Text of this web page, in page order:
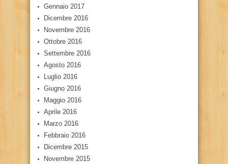
Gennaio 2017
Dicembre 2016
Novembre 2016
Ottobre 2016
Settembre 2016
Agosto 2016
Luglio 2016
Giugno 2016
Maggio 2016
Aprile 2016
Marzo 2016
Febbraio 2016
Dicembre 2015
Novembre 2015